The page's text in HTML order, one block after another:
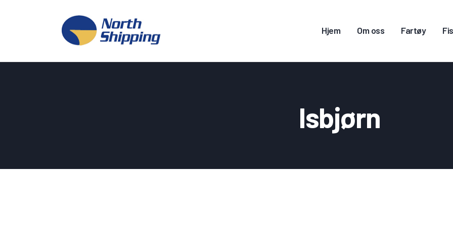
Hjem Om oss Fartøy
Isbjørn
KONTAKT OSS